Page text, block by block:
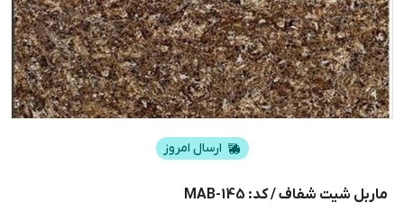
ارسال امروز
ماربل شیت شفاف / کد: MAB-145